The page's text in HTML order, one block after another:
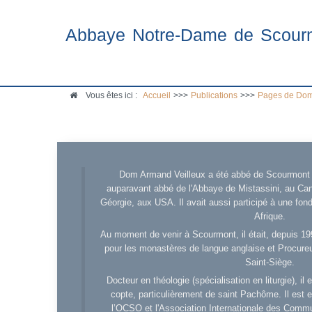
Abbaye Notre-Dame de
Vous êtes ici : Accueil >>> Publications >>> Pages de
Dom Armand Veilleux a été abbé de
auparavant abbé de l'Abbaye de Mistassini, au
Géorgie, aux USA. Il avait aussi participé à une
Afrique.
Au moment de venir à Scourmont, il était, depuis
pour les monastères de langue anglaise et
Saint-Siège.
Docteur en théologie (spécialisation en liturgie), il
copte, particulièrement de saint Pachôme. Il est
l’OCSO et l'Association Internationale des